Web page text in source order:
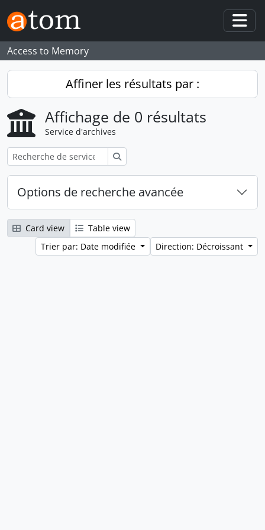
Skip to main content
Access to Memory
Affiner les résultats par :
Affichage de 0 résultats
Service d'archives
Options de recherche avancée
Card view
Table view
Trier par: Date modifiée
Direction: Décroissant